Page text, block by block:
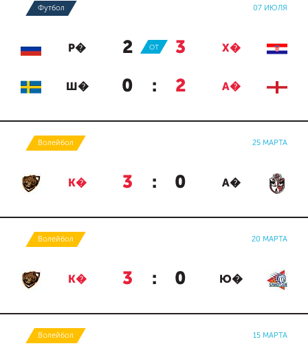
Футбол 07 ИЮЛЯ
Р� 2 : 3 Х�
ОТ
Ш� 0 : 2 А�
Волейбол 25 МАРТА
К� 3 : 0 А�
Волейбол 20 МАРТА
К� 3 : 0 Ю�
Волейбол 15 МАРТА